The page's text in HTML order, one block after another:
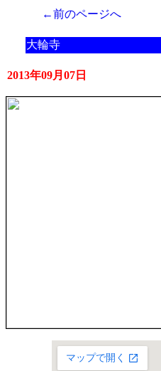
←前のページへ
大輪寺
2013年09月07日